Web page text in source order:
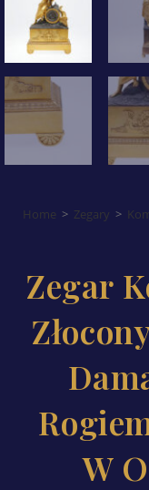
Home > Zegary >
Zegar
W